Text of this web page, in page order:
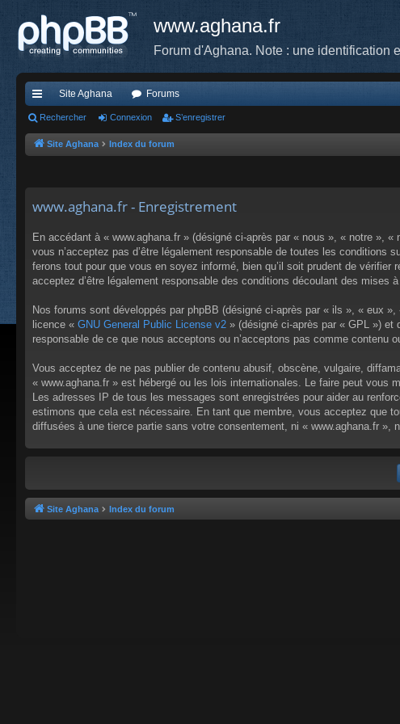
www.aghana.fr
Forum d'Aghana. Note : une identification
cc
ès
de
Site Aghana Forums
Rechercher Connexion S’enregistrer
Site Aghana Index du forum
www.aghana.fr - Enregistrement
En accédant à « www.aghana.fr » (désigné ci-après par « nous », « notre »,
vous n’acceptez pas d’être légalement responsable de toutes les conditions
ferons tout pour que vous en soyez informé, bien qu’il soit prudent de
acceptez d’être légalement responsable des conditions découlant des mises
Nos forums sont développés par phpBB (désigné ci-après par « ils », « eux
licence « GNU General Public License v2 » (désigné ci-après par « GPL ») et
responsable de ce que nous acceptons ou n’acceptons pas comme
Vous acceptez de ne pas publier de contenu abusif, obscène, vulgaire,
« www.aghana.fr » est hébergé ou les lois internationales. Le faire peut vous
Les adresses IP de tous les messages sont enregistrées pour aider au
estimons que cela est nécessaire. En tant que membre, vous acceptez que
diffusées à une tierce partie sans votre consentement, ni « www.aghana.fr
Site Aghana Index du forum